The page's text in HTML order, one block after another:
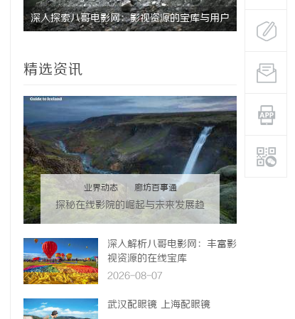
深入探索八哥电影网：影视资源的宝库与用户 武汉配眼
精选资讯
业界动态 廊坊百事通
探秘在线影院的崛起与未来发展趋
势分析
深入解析八哥电影网：丰富影
视资源的在线宝库
2026-08-07
武汉配眼镜 上海配眼镜